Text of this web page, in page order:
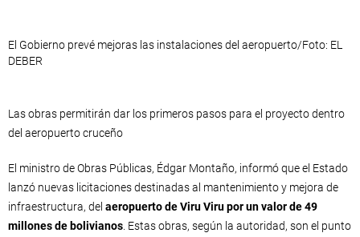
El Gobierno prevé mejoras las instalaciones del aeropuerto/Foto: EL
DEBER
Las obras permitirán dar los primeros pasos para el proyecto dentro
del aeropuerto cruceño
El ministro de Obras Públicas, Édgar Montaño, informó que el Estado
lanzó nuevas licitaciones destinadas al mantenimiento y mejora de
infraestructura, del aeropuerto de Viru Viru por un valor de 49
millones de bolivianos . Estas obras, según la autoridad, son el punto